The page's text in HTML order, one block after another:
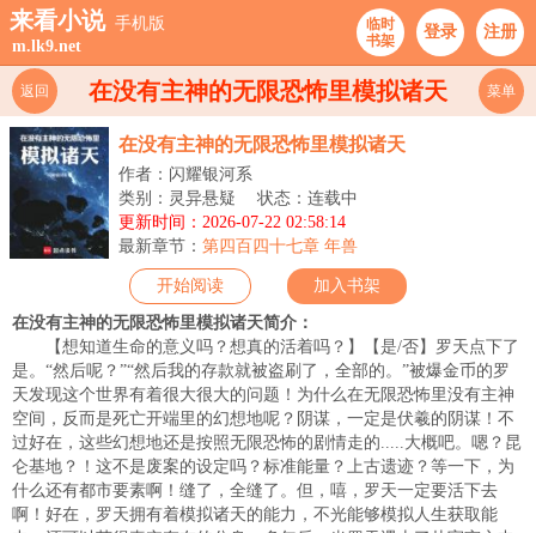
来看小说 手机版
m.lk9.net
临时
书架
登录 注册
在没有主神的无限恐怖里模拟诸天
返回 菜单
在没有主神的无限恐怖里模拟诸天
作者：闪耀银河系
类别：灵异悬疑
状态：连载中
更新时间：2026-07-22 02:58:14
最新章节： 第四百四十七章 年兽
开始阅读 加入书架
在没有主神的无限恐怖里模拟诸天简介：
【想知道生命的意义吗？想真的活着吗？】【是/否】罗天点下了
是。“然后呢？”“然后我的存款就被盗刷了，全部的。”被爆金币的罗
天发现这个世界有着很大很大的问题！为什么在无限恐怖里没有主神
空间，反而是死亡开端里的幻想地呢？阴谋，一定是伏羲的阴谋！不
过好在，这些幻想地还是按照无限恐怖的剧情走的.....大概吧。嗯？昆
仑基地？！这不是废案的设定吗？标准能量？上古遗迹？等一下，为
什么还有都市要素啊！缝了，全缝了。但，嘻，罗天一定要活下去
啊！好在，罗天拥有着模拟诸天的能力，不光能够模拟人生获取能